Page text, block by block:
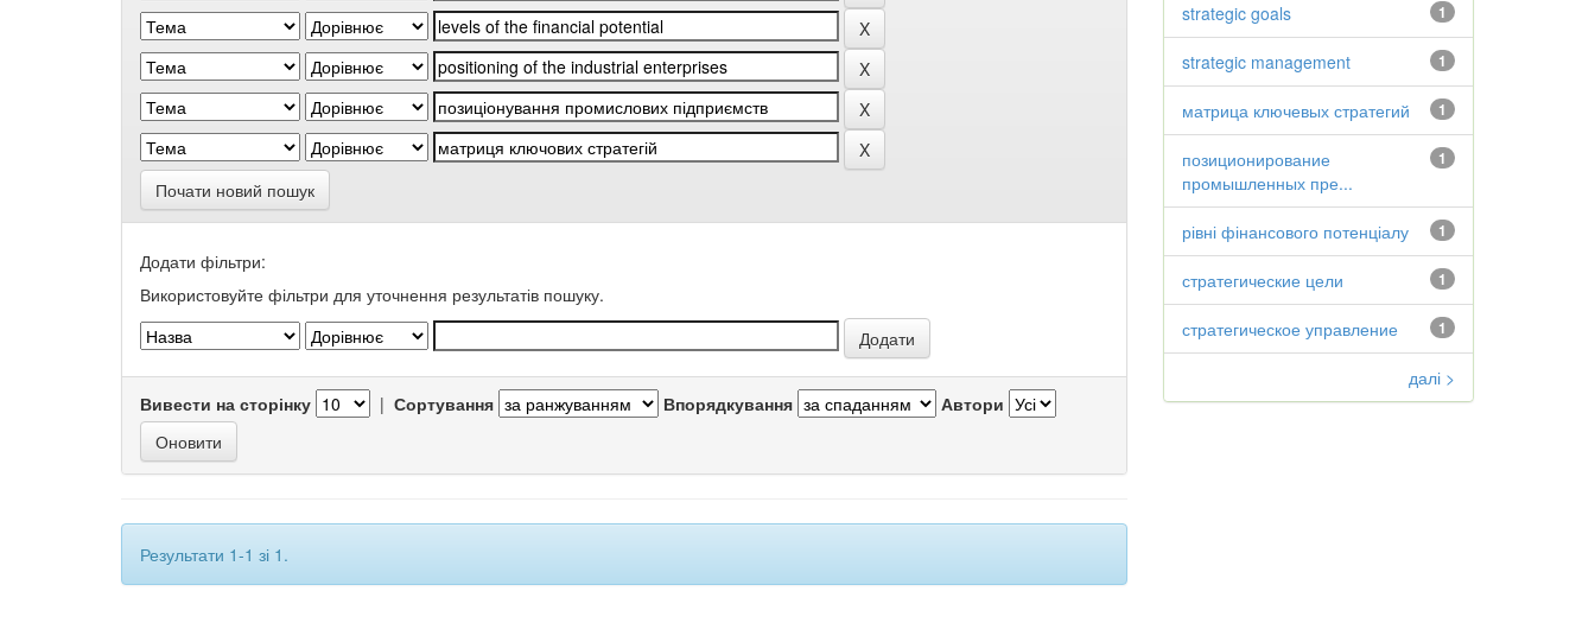
Почати новий пошук
Додати фільтри:
Використовуйте фільтри для уточнення результатів пошуку.
Вивести на сторінку | Сортування Впорядкування Автори
Результати 1-1 зі 1.
1
strategic goals
1
strategic management
1
матрица ключевых стратегий
1
позиционирование
промышленных пре...
1
рівні фінансового потенціалу
1
стратегические цели
1
стратегическое управление
далі >